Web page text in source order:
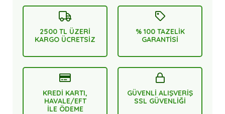
2500 TL ÜZERİ
KARGO ÜCRETSİZ
% 100 TAZELİK
GARANTİSİ
KREDİ KARTI,
HAVALE/EFT
İLE ÖDEME
GÜVENLİ ALIŞVERİŞ
SSL GÜVENLİĞİ